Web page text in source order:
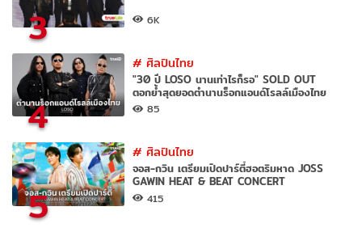
3 6K
4
#ศิลปินไทย
"30 ปี LOSO นานเท่าไรก็รอ" SOLD OUT
ตอกย้ำสุดยอดตำนานร็อกแอนด์โรลล์เมืองไทย
85
5
#ศิลปินไทย
จอส-กวิน เตรียมเปิดปาร์ตี้ฮอตริมหาด JOSS
GAWIN HEAT & BEAT CONCERT
415